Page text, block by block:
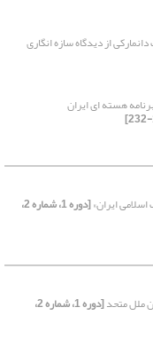
از دیدگاه سازه انگاری
هسته ای ایران
ایران» [دوره 1، شماره 2،
ملل متحد [دوره 1، شماره 2،